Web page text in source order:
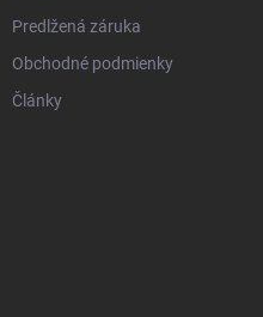
Predlžená záruka
Obchodné podmienky
Články